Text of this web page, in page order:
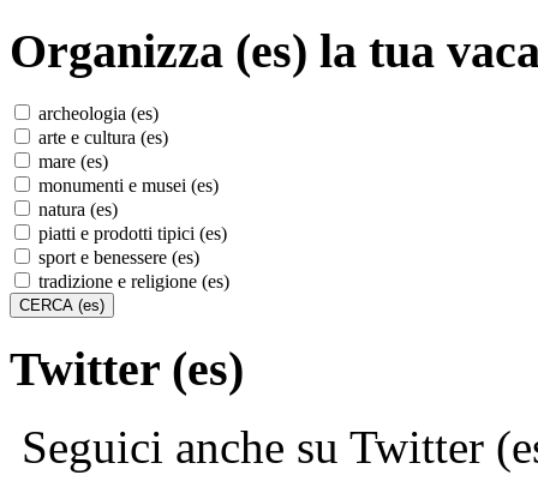
Organizza (es) la tua
archeologia (es)
arte e cultura (es)
mare (es)
monumenti e musei (es)
natura (es)
piatti e prodotti tipici (es)
sport e benessere (es)
tradizione e religione (es)
Twitter (es)
Seguici anche su Twitter